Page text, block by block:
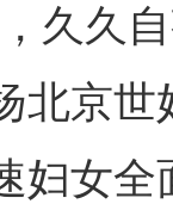
久自
北京
妇女